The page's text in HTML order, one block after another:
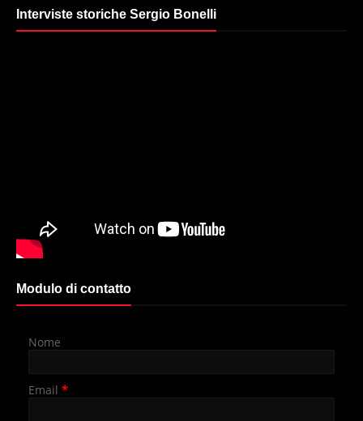
Interviste storiche Sergio Bonelli
Modulo di contatto
Nome
Email *